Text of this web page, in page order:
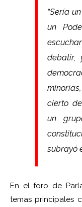
“Sería
un
debatir,
cierto
un
subrayó
En el foro de
temas principales